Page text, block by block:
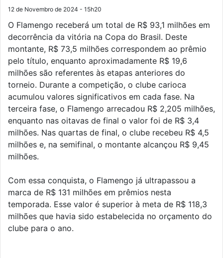
12 de Novembro de 2024 - 15h20
O Flamengo receberá um total de R$ 93,1 milhões em
decorrência da vitória na Copa do Brasil. Deste
montante, R$ 73,5 milhões correspondem ao prêmio
pelo título, enquanto aproximadamente R$ 19,6
milhões são referentes às etapas anteriores do
torneio. Durante a competição, o clube carioca
acumulou valores significativos em cada fase. Na
terceira fase, o Flamengo arrecadou R$ 2,205 milhões,
enquanto nas oitavas de final o valor foi de R$ 3,4
milhões. Nas quartas de final, o clube recebeu R$ 4,5
milhões e, na semifinal, o montante alcançou R$ 9,45
milhões.
Com essa conquista, o Flamengo já ultrapassou a
marca de R$ 131 milhões em prêmios nesta
temporada. Esse valor é superior à meta de R$ 118,3
milhões que havia sido estabelecida no orçamento do
clube para o ano.